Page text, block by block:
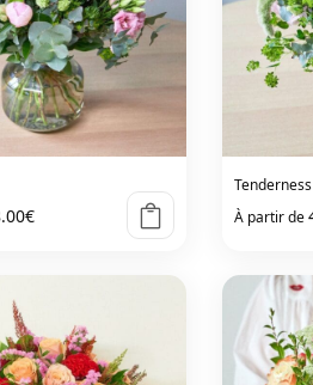
€
Tenderness
À partir de